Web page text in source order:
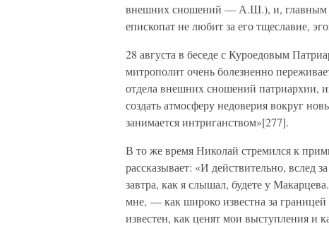
внешних сношений — А.Ш.), и, главным
епископат не любит за его тщеславие,
28 августа в беседе с Куроедовым
митрополит очень болезненно
отдела внешних сношений патриархии,
создать атмосферу недоверия вокруг
занимается интриганством»[277].
В то же время Николай стремился к
рассказывает: «И действительно, вслед
завтра, как я слышал, будете у
мне, — как широко известна за
известен, как ценят мои выступления и